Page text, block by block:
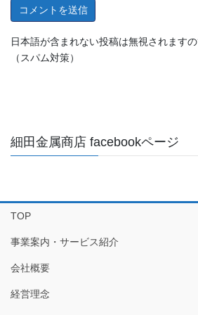
日本語が含まれない投稿は無視されますの
（スパム対策）
細田金属商店 facebookページ
TOP
事業案内・サービス紹介
会社概要
経営理念